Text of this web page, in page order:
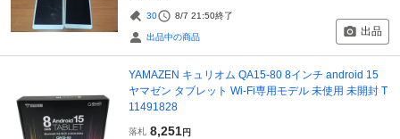
30 8/7 21:50終了
出品中の商品 出品
YAMAZEN キュリオム QA15-80 8インチ android 15
ヤマゼン タブレット Wi-Fi専用モデル 未使用 未開封 T
11491828
落札 8,251円